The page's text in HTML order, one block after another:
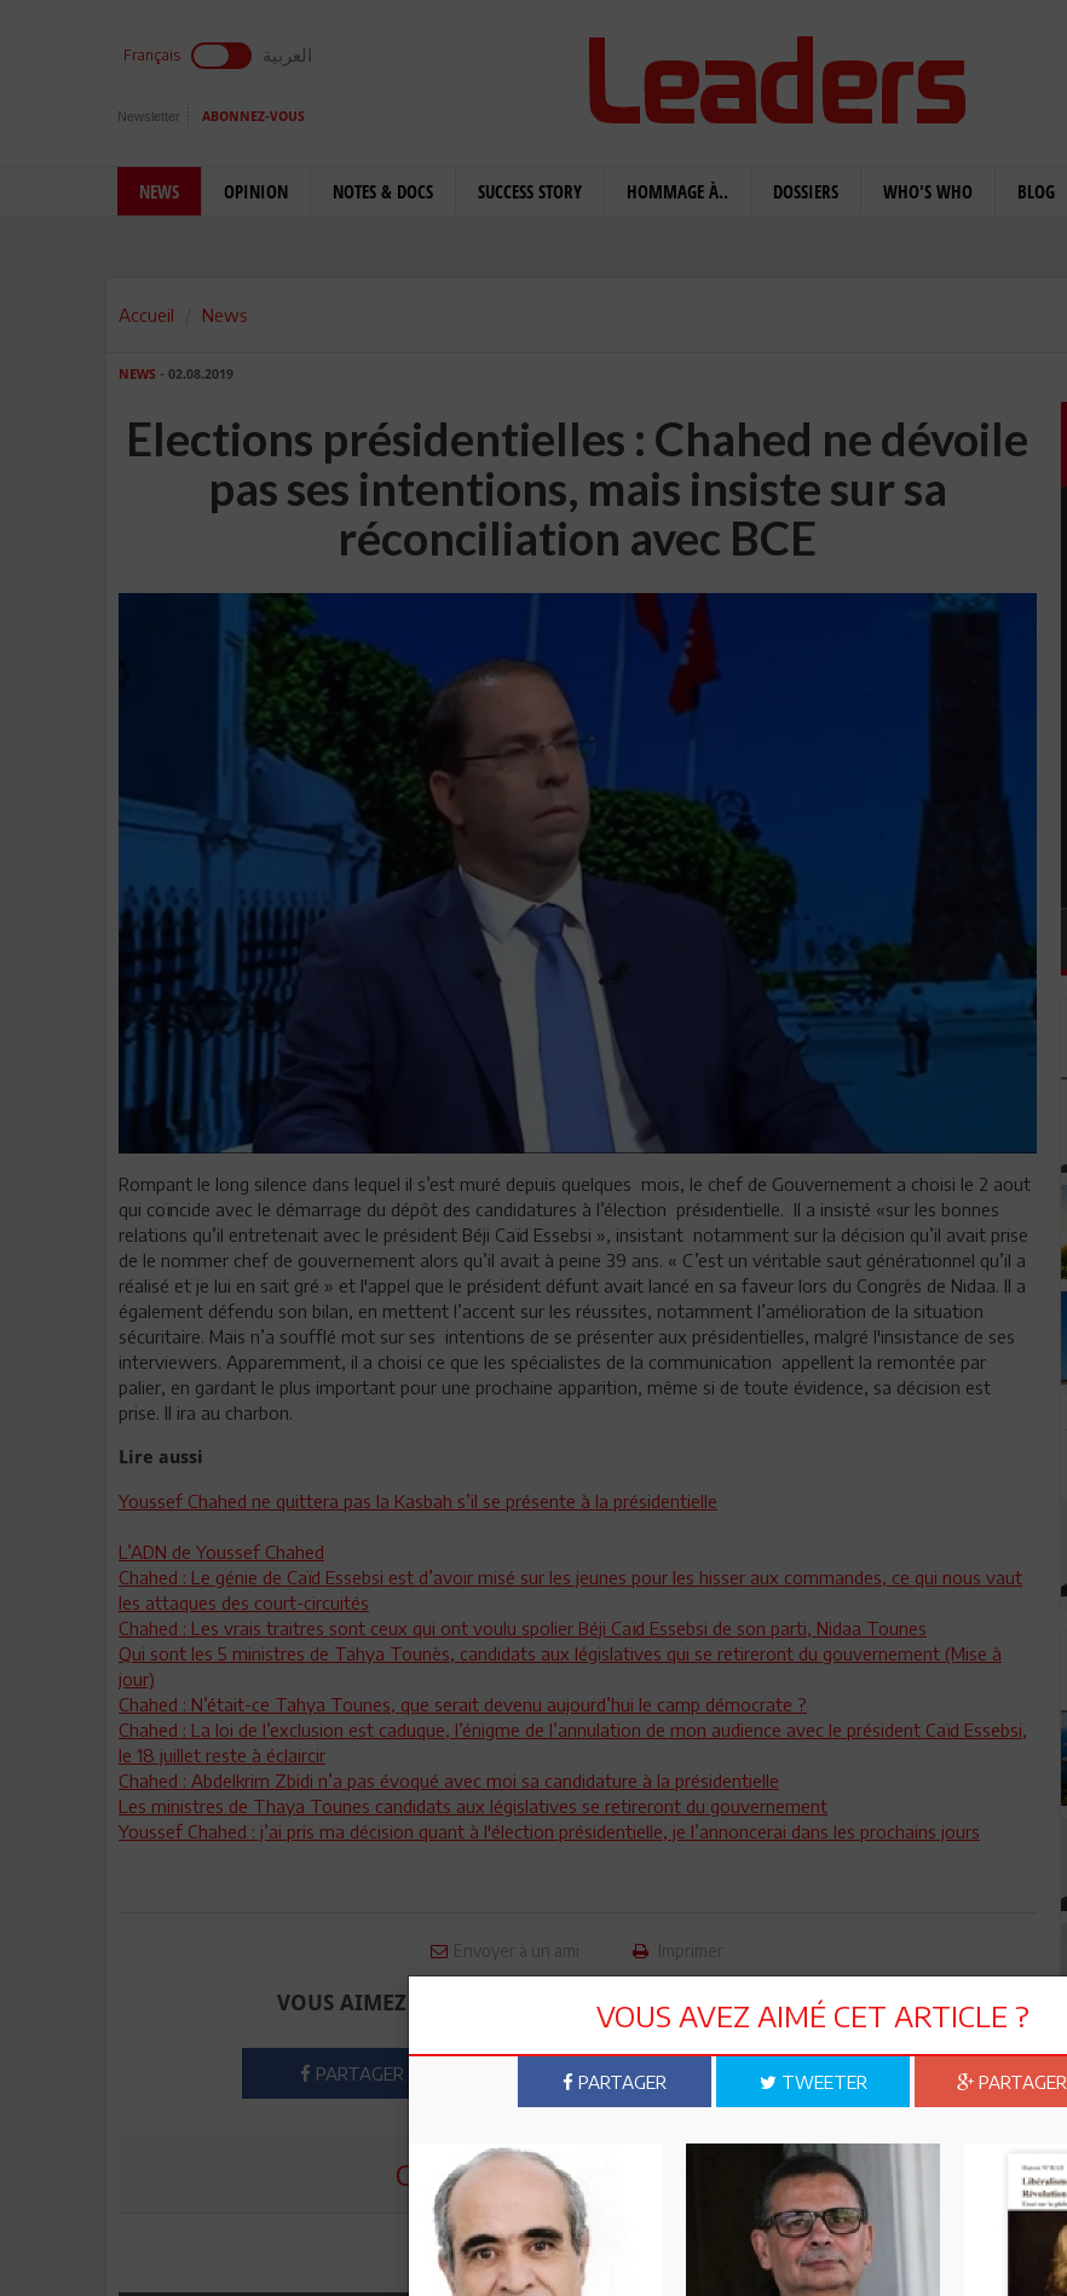
Français العربية
Newsletter ABONNEZ-VOUS
NEWS OPINION NOTES & DOCS SUCCESS STORY HOMMAGE À.. DOSSIERS WHO'S WHO BLOG
Accueil News
NEWS - 02.08.2019
Elections présidentielles : Chahed ne dévoile
pas ses intentions, mais insiste sur sa
réconciliation avec BCE
Rompant le long silence dans lequel il s’est muré depuis quelques mois, le chef de Gouvernement a choisi le 2 aout
qui coïncide avec le démarrage du dépôt des candidatures à l’élection présidentielle. Il a insisté «sur les bonnes
relations qu’il entretenait avec le président Béji Caïd Essebsi », insistant notamment sur la décision qu’il avait prise
de le nommer chef de gouvernement alors qu’il avait à peine 39 ans. « C’est un véritable saut générationnel qu’il a
réalisé et je lui en sait gré » et l'appel que le président défunt avait lancé en sa faveur lors du Congrès de Nidaa. Il a
également défendu son bilan, en mettent l’accent sur les réussites, notamment l’amélioration de la situation
sécuritaire. Mais n’a soufflé mot sur ses intentions de se présenter aux présidentielles, malgré l'insistance de ses
interviewers. Apparemment, il a choisi ce que les spécialistes de la communication appellent la remontée par
palier, en gardant le plus important pour une prochaine apparition, même si de toute évidence, sa décision est
prise. Il ira au charbon.
Lire aussi
Youssef Chahed ne quittera pas la Kasbah s’il se présente à la présidentielle
L’ADN de Youssef Chahed
Chahed : Le génie de Caïd Essebsi est d’avoir misé sur les jeunes pour les hisser aux commandes, ce qui nous vaut
les attaques des court-circuités
Chahed : Les vrais traitres sont ceux qui ont voulu spolier Béji Caïd Essebsi de son parti, Nidaa Tounes
Qui sont les 5 ministres de Tahya Tounès, candidats aux législatives qui se retireront du gouvernement (Mise à
jour)
Chahed : N’était-ce Tahya Tounes, que serait devenu aujourd’hui le camp démocrate ?
Chahed : La loi de l’exclusion est caduque, l’énigme de l’annulation de mon audience avec le président Caïd Essebsi,
le 18 juillet reste à éclaircir
Chahed : Abdelkrim Zbidi n’a pas évoqué avec moi sa candidature à la présidentielle
Les ministres de Thaya Tounes candidats aux législatives se retireront du gouvernement
Youssef Chahed : j’ai pris ma décision quant à l'élection présidentielle, je l’annoncerai dans les prochains jours
Envoyer à un ami Imprimer
VOUS AIMEZ CET ARTICLE ? PARTAGEZ-LE AVEC VOS AMIS !
PARTAGER TWEETER ABONNEZ-VOUS
COMMENTER CET ARTICLE
0
VOUS AVEZ AIMÉ CET ARTICLE ?
PARTAGER TWEETER PARTAGER